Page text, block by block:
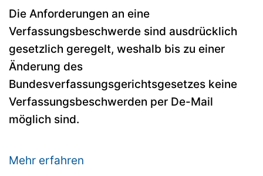
Die Anforderungen an eine
Verfassungsbeschwerde sind ausdrücklich
gesetzlich geregelt, weshalb bis zu einer
Änderung des
Bundesverfassungsgerichtsgesetzes keine
Verfassungsbeschwerden per De-Mail
möglich sind.
Mehr erfahren